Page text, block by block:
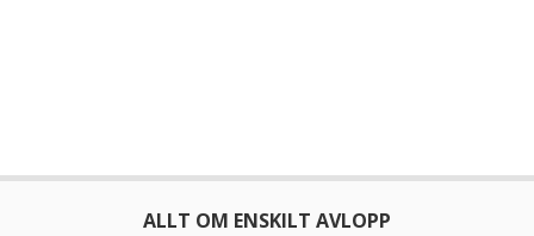
ALLT OM ENSKILT AVLOPP